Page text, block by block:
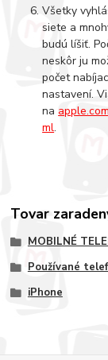
Všetky
siete a
budú líšiť.
neskôr ju
počet
nastavení.
na
ml.
Tovar
MOBILNÉ
Používané
iPhone